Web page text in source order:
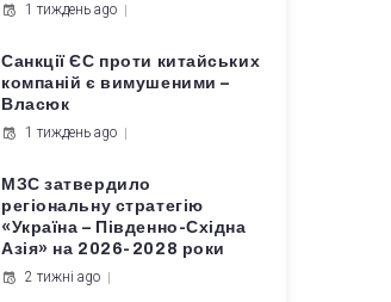
1 тиждень ago
Санкції ЄС проти китайських
компаній є вимушеними –
Власюк
1 тиждень ago
МЗС затвердило
регіональну стратегію
«Україна – Південно-Східна
Азія» на 2026-2028 роки
2 тижні ago